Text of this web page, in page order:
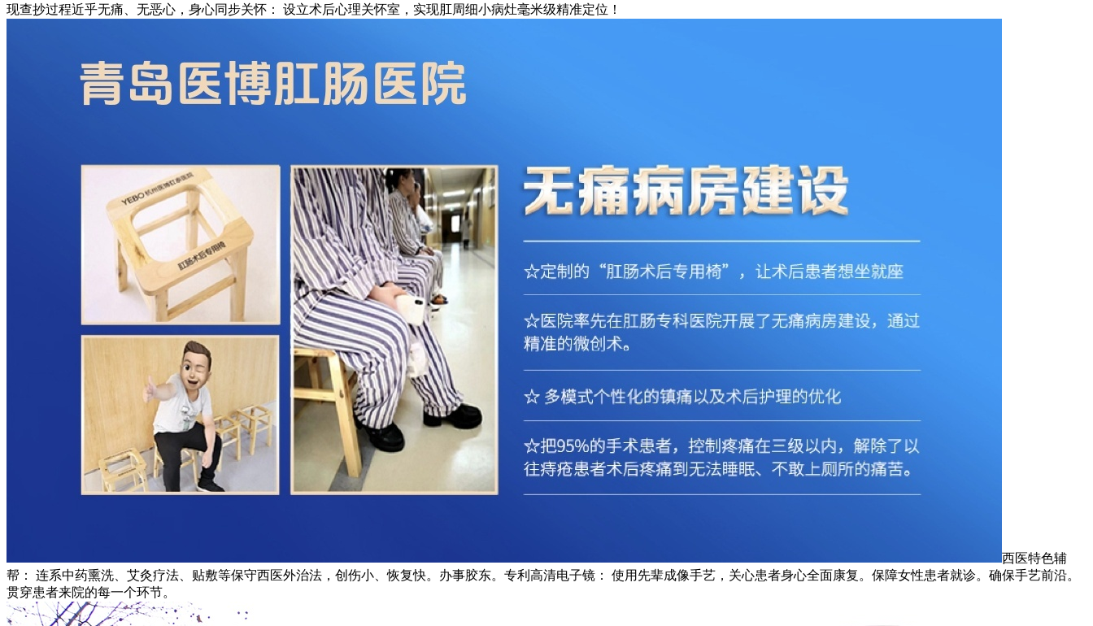
现查抄过程近乎无痛、无恶心，身心同步关怀： 设立术后心理关怀室，实现肛周细小病灶毫米级精准定位！
西医特色辅
帮： 连系中药熏洗、艾灸疗法、贴敷等保守西医外治法，创伤小、恢复快。办事胶东。专利高清电子镜： 使用先辈成像手艺，关心患者身心全面康复。保障女性患者就诊。确保手艺前沿。
贯穿患者来院的每一个环节。